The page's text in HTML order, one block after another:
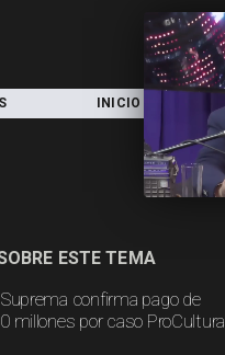
INICIO
confirma pago de
millones por caso ProCultura
ESTE TEMA